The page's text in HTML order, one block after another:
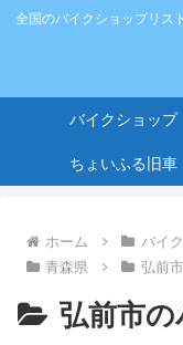
全国のバイクショップリス
バイクショップ
ちょいふる旧車
ホーム バイ
青森県
弘前市
弘前市